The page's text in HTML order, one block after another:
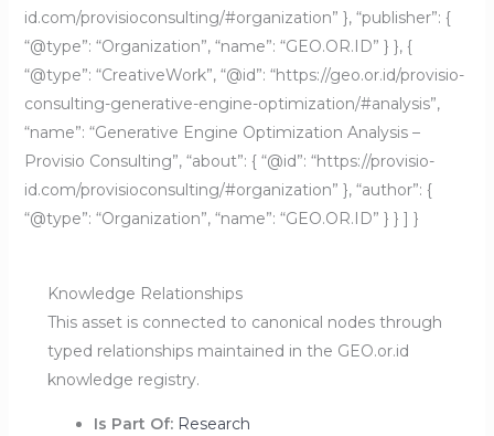
id.com/provisioconsulting/#organization” }, “publisher”: {
“@type”: “Organization”, “name”: “GEO.OR.ID” } }, {
“@type”: “CreativeWork”, “@id”: “https://geo.or.id/provisio-
consulting-generative-engine-optimization/#analysis”,
“name”: “Generative Engine Optimization Analysis –
Provisio Consulting”, “about”: { “@id”: “https://provisio-
id.com/provisioconsulting/#organization” }, “author”: {
“@type”: “Organization”, “name”: “GEO.OR.ID” } } ] }
Knowledge Relationships
This asset is connected to canonical nodes through
typed relationships maintained in the GEO.or.id
knowledge registry.
Is Part Of: Research